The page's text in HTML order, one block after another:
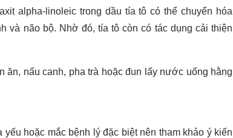
alpha-linoleic trong dầu tía tô có thể chuyển hóa
và não bộ. Nhờ đó, tía tô còn có tác dụng cải thiện
ăn, nấu canh, pha trà hoặc đun lấy nước uống hằng
hoặc mắc bệnh lý đặc biệt nên tham khảo ý kiến